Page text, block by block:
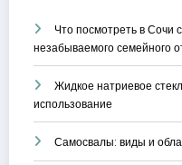
Что посмотреть в Сочи
незабываемого семейного
Жидкое натриевое
использование
Самосвалы: виды и